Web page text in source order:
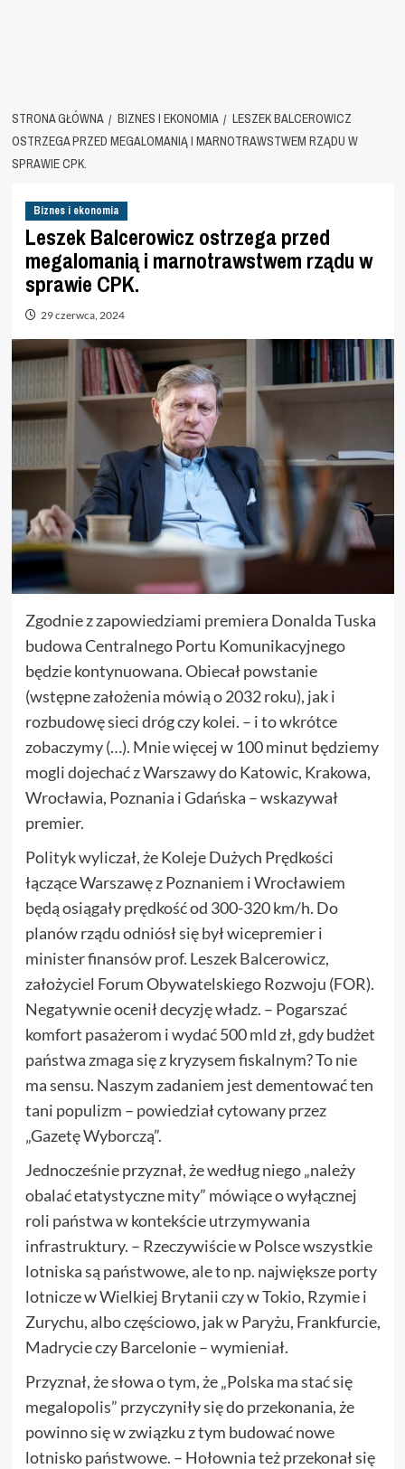
STRONA GŁÓWNA BIZNES I EKONOMIA
LESZEK BALCEROWICZ
OSTRZEGA PRZED MEGALOMANIĄ I MARNOTRAWSTWEM RZĄDU W
SPRAWIE CPK.
Biznes i ekonomia
Leszek Balcerowicz ostrzega przed
megalomanią i marnotrawstwem rządu w
sprawie CPK.
29 czerwca, 2024
Zgodnie z zapowiedziami premiera Donalda Tuska
budowa Centralnego Portu Komunikacyjnego
będzie kontynuowana. Obiecał powstanie
(wstępne założenia mówią o 2032 roku), jak i
rozbudowę sieci dróg czy kolei. – i to wkrótce
zobaczymy (…). Mnie więcej w 100 minut będziemy
mogli dojechać z Warszawy do Katowic, Krakowa,
Wrocławia, Poznania i Gdańska – wskazywał
premier.
Polityk wyliczał, że Koleje Dużych Prędkości
łączące Warszawę z Poznaniem i Wrocławiem
będą osiągały prędkość od 300-320 km/h. Do
planów rządu odniósł się był wicepremier i
minister finansów prof. Leszek Balcerowicz,
założyciel Forum Obywatelskiego Rozwoju (FOR).
Negatywnie ocenił decyzję władz. – Pogarszać
komfort pasażerom i wydać 500 mld zł, gdy budżet
państwa zmaga się z kryzysem fiskalnym? To nie
ma sensu. Naszym zadaniem jest dementować ten
tani populizm – powiedział cytowany przez
„Gazetę Wyborczą”.
Jednocześnie przyznał, że według niego „należy
obalać etatystyczne mity” mówiące o wyłącznej
roli państwa w kontekście utrzymywania
infrastruktury. – Rzeczywiście w Polsce wszystkie
lotniska są państwowe, ale to np. największe porty
lotnicze w Wielkiej Brytanii czy w Tokio, Rzymie i
Zurychu, albo częściowo, jak w Paryżu, Frankfurcie,
Madrycie czy Barcelonie – wymieniał.
Przyznał, że słowa o tym, że „Polska ma stać się
megalopolis” przyczyniły się do przekonania, że
powinno się w związku z tym budować nowe
lotnisko państwowe. – Hołownia też przekonał się